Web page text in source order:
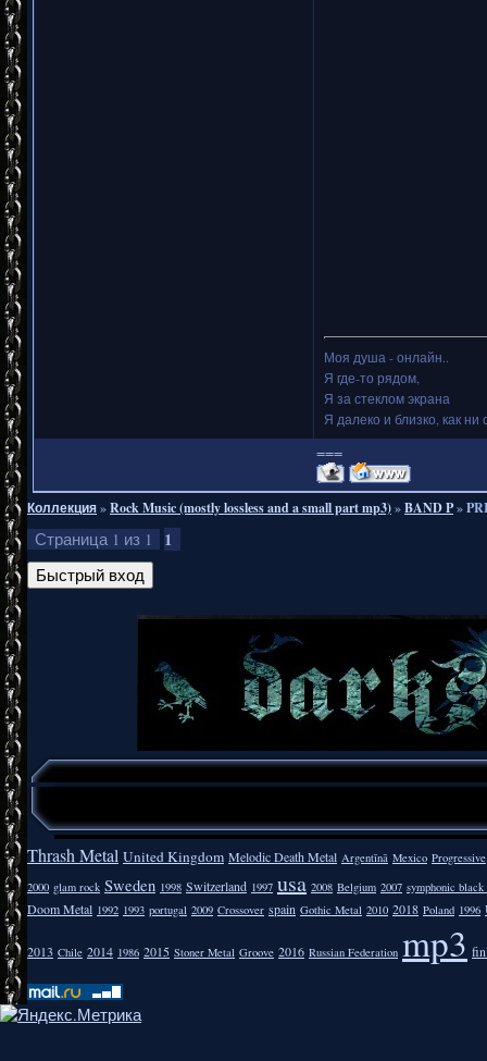
Моя душа - онлайн..
Я где-то рядом,
Я за стеклом экрана
Я далеко и близко, как ни
===
Коллекция»Rock Music (mostly lossless and a small part mp3)»BAND P»
Страница 1 из 1 1
Thrash Metal United Kingdom Melodic Death Metal Argentīnā Mexico Progressive
2000 glam rock Sweden 1998 Switzerland 1997 usa 2008 Belgium 2007 symphonic
Doom Metal 1992 1993 portugal 2009 Crossover spain Gothic Metal 2010 2018 Poland 1996
2013 Chile 2014 1986 2015 Stoner Metal Groove 2016 Russian Federation mp3